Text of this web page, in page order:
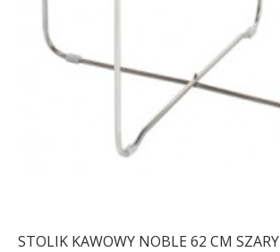
STOLIK KAWOWY NOBLE 62 CM SZARY